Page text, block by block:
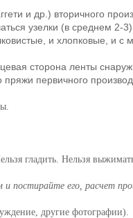
и др.) вторичного
узелки (в среднем
и хлопковые, и с
сторона ленты
первичного
гладить. Нельзя
постирайте его, расчет
другие фотографии).